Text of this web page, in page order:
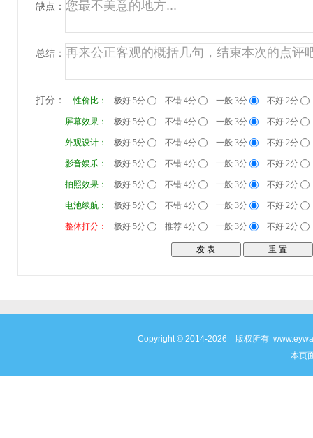
缺点：
总结：
打分： 性价比： 极好 5分 不错 4分 一般 3分 不好 2分
屏幕效果： 极好 5分 不错 4分 一般 3分 不好 2分
外观设计： 极好 5分 不错 4分 一般 3分 不好 2分
影音娱乐： 极好 5分 不错 4分 一般 3分 不好 2分
拍照效果： 极好 5分 不错 4分 一般 3分 不好 2分
电池续航： 极好 5分 不错 4分 一般 3分 不好 2分
整体打分： 极好 5分 推荐 4分 一般 3分 不好 2分
Copyright © 2014-2026 版权所有
本页